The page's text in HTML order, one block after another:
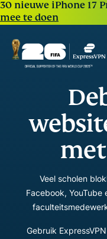
30 nieuwe iPhone 17
mee te doen
Veel scholen
Facebook,
Gebruik